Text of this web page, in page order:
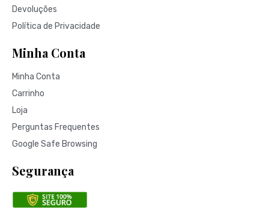
Devoluções
Política de Privacidade
Minha Conta
Minha Conta
Carrinho
Loja
Perguntas Frequentes
Google Safe Browsing
Segurança